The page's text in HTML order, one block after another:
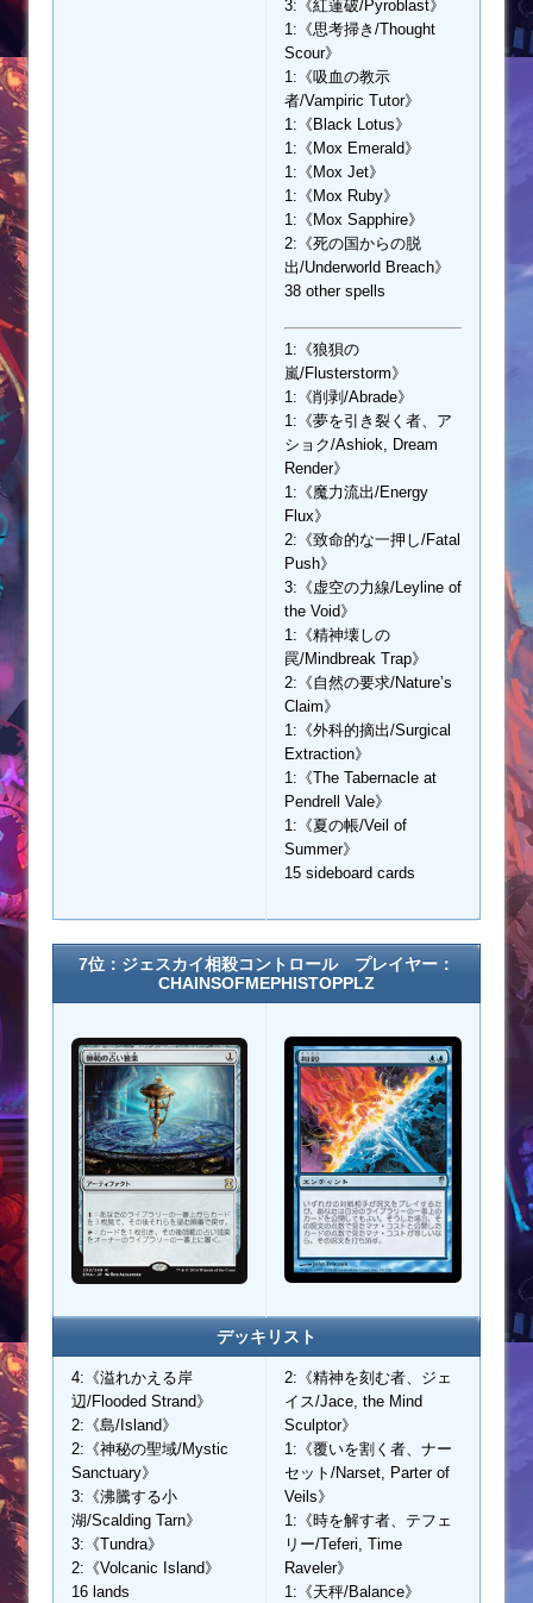
3:《紅蓮破/Pyroblast》
1:《思考掃き/Thought
Scour》
1:《吸血の教示
者/Vampiric Tutor》
1:《Black Lotus》
1:《Mox Emerald》
1:《Mox Jet》
1:《Mox Ruby》
1:《Mox Sapphire》
2:《死の国からの脱
出/Underworld Breach》
38 other spells
1:《狼狽の
嵐/Flusterstorm》
1:《削剥/Abrade》
1:《夢を引き裂く者、ア
ショク/Ashiok, Dream
Render》
1:《魔力流出/Energy
Flux》
2:《致命的な一押し/Fatal
Push》
3:《虚空の力線/Leyline of
the Void》
1:《精神壊しの
罠/Mindbreak Trap》
2:《自然の要求/Nature’s
Claim》
1:《外科的摘出/Surgical
Extraction》
1:《The Tabernacle at
Pendrell Vale》
1:《夏の帳/Veil of
Summer》
15 sideboard cards
7位：ジェスカイ相殺コントロール プレイヤー：
CHAINSOFMEPHISTOPPLZ
デッキリスト
4:《溢れかえる岸
辺/Flooded Strand》
2:《島/Island》
2:《神秘の聖域/Mystic
Sanctuary》
3:《沸騰する小
湖/Scalding Tarn》
3:《Tundra》
2:《Volcanic Island》
16 lands
2:《精神を刻む者、ジェ
イス/Jace, the Mind
Sculptor》
1:《覆いを割く者、ナー
セット/Narset, Parter of
Veils》
1:《時を解す者、テフェ
リー/Teferi, Time
Raveler》
1:《天秤/Balance》